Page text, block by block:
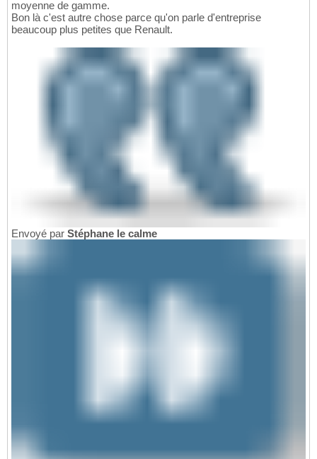
moyenne de gamme.
Bon là c'est autre chose parce qu'on parle d'entreprise
beaucoup plus petites que Renault.
Envoyé par Stéphane le calme